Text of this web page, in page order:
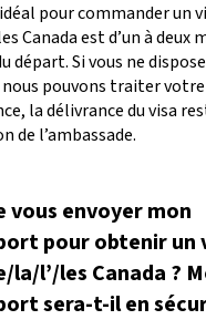
pour commander un
Canada est d’un à deux
départ. Si vous ne
nous pouvons traiter
la délivrance du visa
de l’ambassade.
vous envoyer mon
pour obtenir un
la/l’/les Canada ?
sera-t-il en